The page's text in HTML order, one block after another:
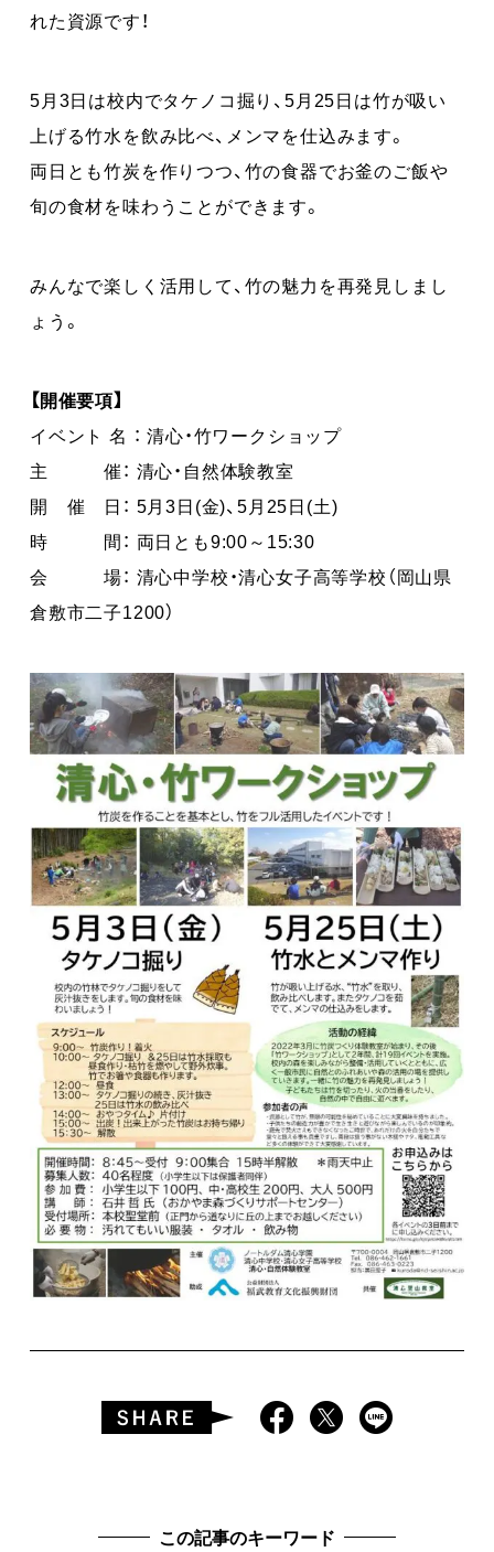
れた資源です！
5月3日は校内でタケノコ掘り、5月25日は竹が吸い
上げる竹水を飲み比べ、メンマを仕込みます。
両日とも竹炭を作りつつ、竹の食器でお釜のご飯や
旬の食材を味わうことができます。
みんなで楽しく活用して、竹の魅力を再発見しまし
ょう。
【開催要項】
イベント 名 ： 清心・竹ワークショップ
主 催： 清心・自然体験教室
開 催 日： 5月3日(金)、5月25日(土)
時 間： 両日とも9:00～15:30
会 場： 清心中学校・清心女子高等学校（岡山県
倉敷市二子1200）
この記事のキーワード